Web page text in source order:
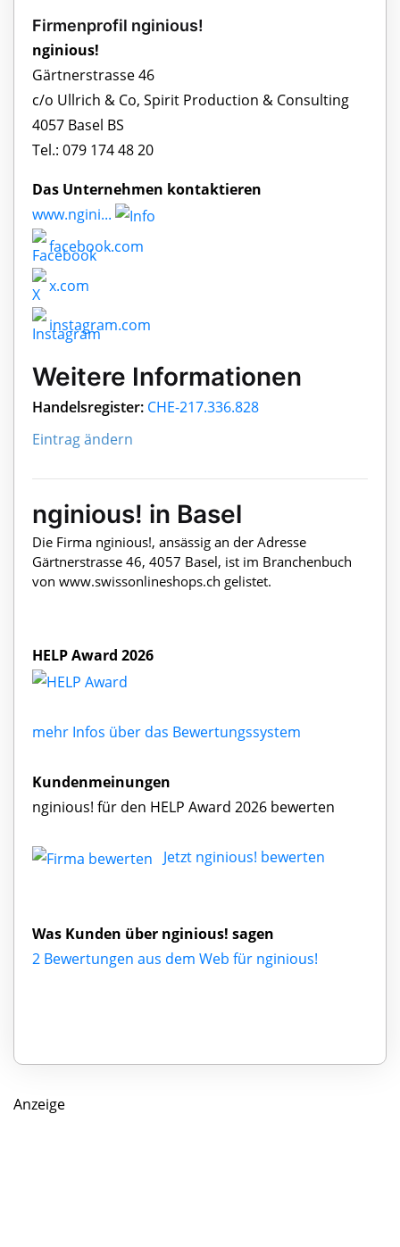
Firmenprofil nginious!
nginious!
Gärtnerstrasse 46
c/o Ullrich & Co, Spirit Production & Consulting
4057 Basel BS
Tel.: 079 174 48 20
Das Unternehmen kontaktieren
www.ngini...
facebook.com
x.com
instagram.com
Weitere Informationen
Handelsregister: CHE-217.336.828
Eintrag ändern
nginious! in Basel
Die Firma nginious!, ansässig an der Adresse
Gärtnerstrasse 46, 4057 Basel, ist im Branchenbuch
von www.swissonlineshops.ch gelistet.
HELP Award 2026
mehr Infos über das Bewertungssystem
Kundenmeinungen
nginious! für den HELP Award 2026 bewerten
Jetzt nginious! bewerten
Was Kunden über nginious! sagen
2 Bewertungen aus dem Web für nginious!
Anzeige